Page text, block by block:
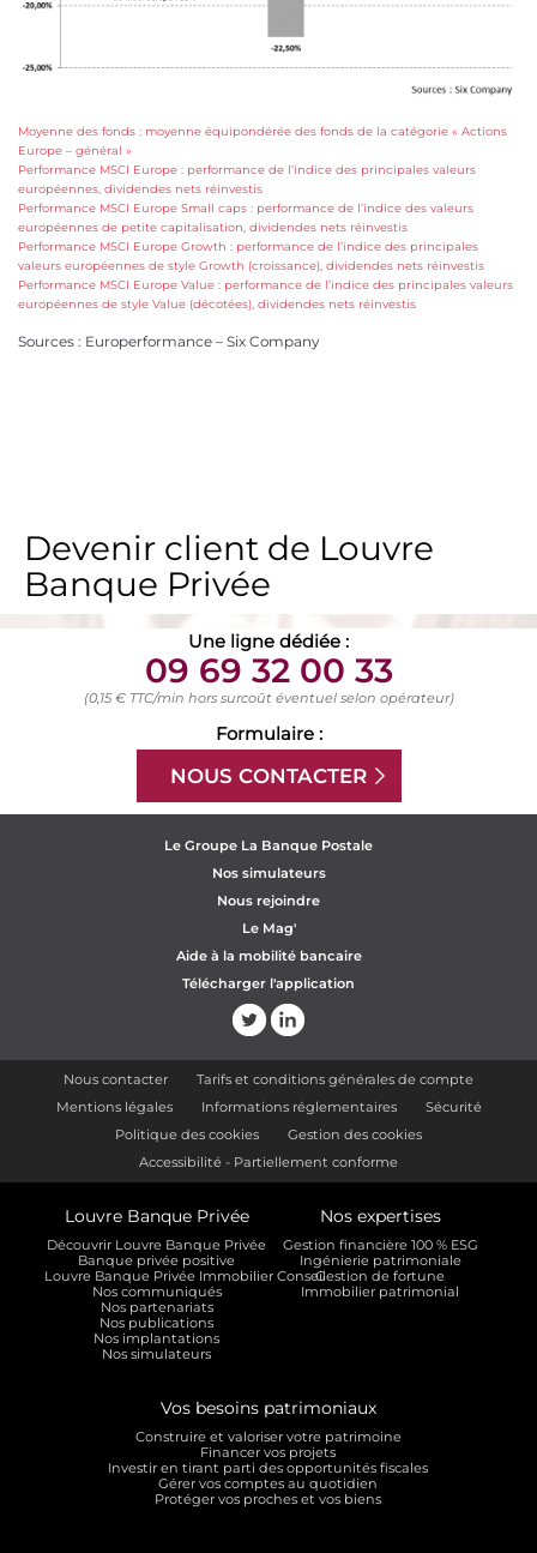
Moyenne des fonds : moyenne équipondérée des fonds de la catégorie « Actions
Europe – général »
Performance MSCI Europe : performance de l’indice des principales valeurs
européennes, dividendes nets réinvestis
Performance MSCI Europe Small caps : performance de l’indice des valeurs
européennes de petite capitalisation, dividendes nets réinvestis
Performance MSCI Europe Growth : performance de l’indice des principales
valeurs européennes de style Growth (croissance), dividendes nets réinvestis
Performance MSCI Europe Value : performance de l’indice des principales valeurs
européennes de style Value (décotées), dividendes nets réinvestis
Sources : Europerformance – Six Company
Devenir client de Louvre
Banque Privée
Une ligne dédiée :
09 69 32 00 33
(0,15 € TTC/min hors surcoût éventuel selon opérateur)
Formulaire :
NOUS CONTACTER
Le Groupe La Banque Postale
Nos simulateurs
Nous rejoindre
Le Mag'
Aide à la mobilité bancaire
Télécharger l'application
Nous contacter
Tarifs et conditions générales de compte
Mentions légales
Informations réglementaires
Sécurité
Politique des cookies
Gestion des cookies
Accessibilité - Partiellement conforme
Louvre Banque Privée
Découvrir Louvre Banque Privée
Banque privée positive
Louvre Banque Privée Immobilier Conseil
Nos communiqués
Nos partenariats
Nos publications
Nos implantations
Nos simulateurs
Nos expertises
Gestion financière 100 % ESG
Ingénierie patrimoniale
Gestion de fortune
Immobilier patrimonial
Vos besoins patrimoniaux
Construire et valoriser votre patrimoine
Financer vos projets
Investir en tirant parti des opportunités fiscales
Gérer vos comptes au quotidien
Protéger vos proches et vos biens